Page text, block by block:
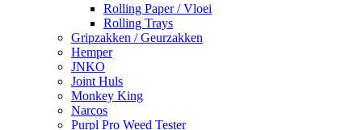
Rolling Paper / Vloei
Rolling Trays
Gripzakken / Geurzakken
Hemper
JNKO
Joint Huls
Monkey King
Narcos
Purpl Pro Weed Tester